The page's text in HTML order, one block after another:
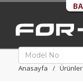
Anasayfa Ürünler